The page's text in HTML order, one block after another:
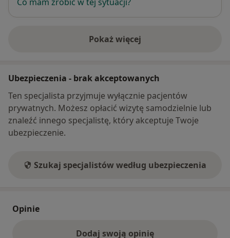
Pokaż więcej
o adresie
Ubezpieczenia - brak akceptowanych
Ten specjalista przyjmuje wyłącznie pacjentów
prywatnych. Możesz opłacić wizytę samodzielnie lub
znaleźć innego specjalistę, który akceptuje Twoje
ubezpieczenie.
Szukaj specjalistów według ubezpieczenia
Opinie
Dodaj swoją opinię